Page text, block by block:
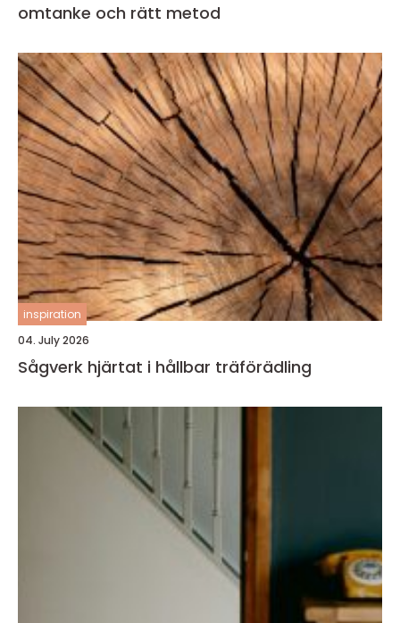
omtanke och rätt metod
inspiration
04. July 2026
Sågverk hjärtat i hållbar träförädling